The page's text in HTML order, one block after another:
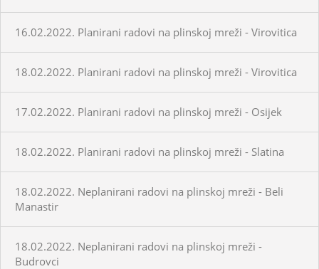
16.02.2022. Planirani radovi na plinskoj mreži - Virovitica
18.02.2022. Planirani radovi na plinskoj mreži - Virovitica
17.02.2022. Planirani radovi na plinskoj mreži - Osijek
18.02.2022. Planirani radovi na plinskoj mreži - Slatina
18.02.2022. Neplanirani radovi na plinskoj mreži - Beli
Manastir
18.02.2022. Neplanirani radovi na plinskoj mreži -
Budrovci